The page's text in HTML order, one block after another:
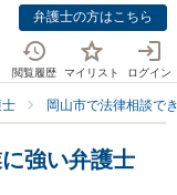
弁護士の方はこちら
閲覧履歴 マイリスト ログイン
岡山市で法律相談で
強い弁護士